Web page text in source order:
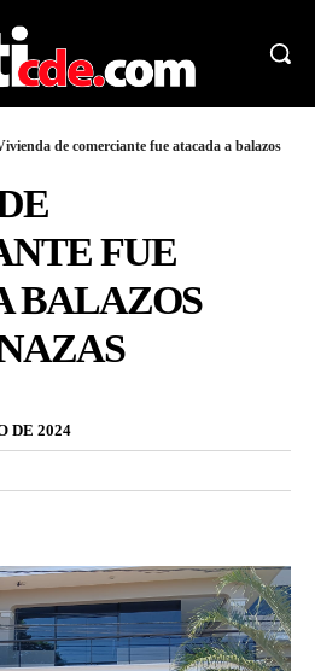
de comerciante fue atacada a balazos
FUE
BALAZOS
DE 2024